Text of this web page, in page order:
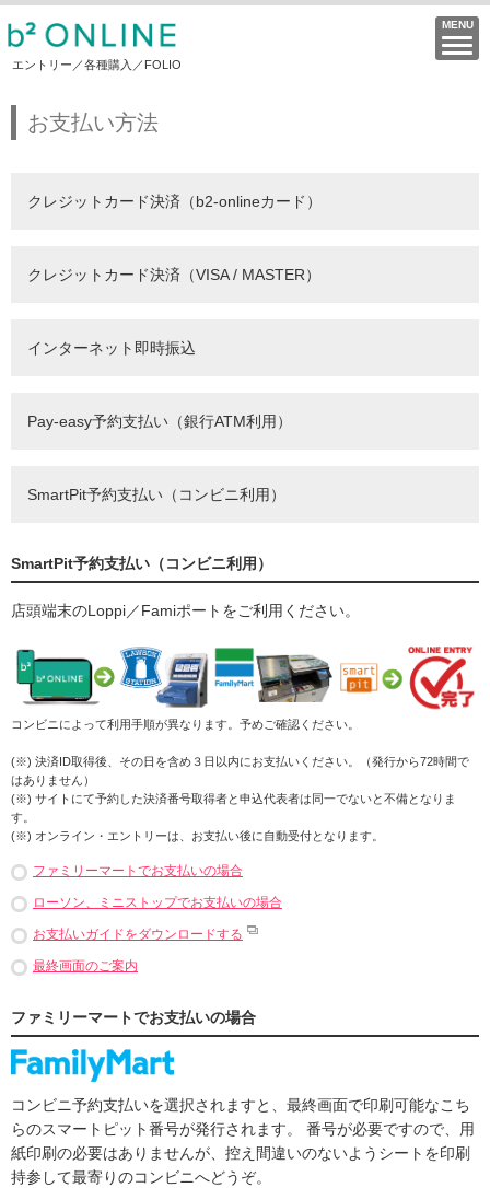
エントリー／各種購入／FOLIO
お支払い方法
クレジットカード決済（b2-onlineカード）
クレジットカード決済（VISA / MASTER）
インターネット即時振込
Pay-easy予約支払い（銀行ATM利用）
SmartPit予約支払い（コンビニ利用）
SmartPit予約支払い（コンビニ利用）
店頭端末のLoppi／Famiポートをご利用ください。
コンビニによって利用手順が異なります。予めご確認ください。
(※) 決済ID取得後、その日を含め３日以内にお支払いください。（発行から72時間で
はありません）
(※) サイトにて予約した決済番号取得者と申込代表者は同一でないと不備となりま
す。
(※) オンライン・エントリーは、お支払い後に自動受付となります。
ファミリーマートでお支払いの場合
ローソン、ミニストップでお支払いの場合
お支払いガイドをダウンロードする
最終画面のご案内
ファミリーマートでお支払いの場合
コンビニ予約支払いを選択されますと、最終画面で印刷可能なこち
らのスマートピット番号が発行されます。 番号が必要ですので、用
紙印刷の必要はありませんが、控え間違いのないようシートを印刷
持参して最寄りのコンビニへどうぞ。